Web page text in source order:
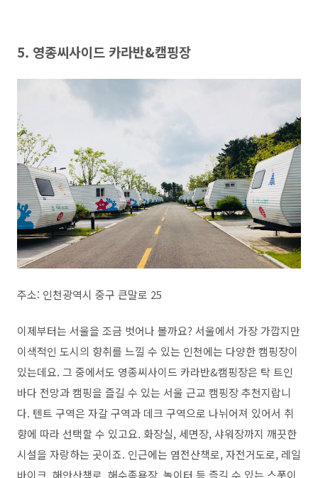
5. 영종씨사이드 카라반&캠핑장
주소: 인천광역시 중구 큰말로 25
이제부터는 서울을 조금 벗어나 볼까요? 서울에서 가장 가깝지만
이색적인 도시의 향취를 느낄 수 있는 인천에는 다양한 캠핑장이
있는데요. 그 중에서도 영종씨사이드 카라반&캠핑장은 탁 트인
바다 전망과 캠핑을 즐길 수 있는 서울 근교 캠핑장 추천지랍니
다. 텐트 구역은 자갈 구역과 데크 구역으로 나뉘어져 있어서 취
향에 따라 선택할 수 있고요. 화장실, 세면장, 샤워장까지 깨끗한
시설을 자랑하는 곳이죠. 인근에는 염전산책로, 자전거도로, 레일
바이크, 해안산책로, 해수족욕장, 놀이터 등 즐길 수 있는 스폿이